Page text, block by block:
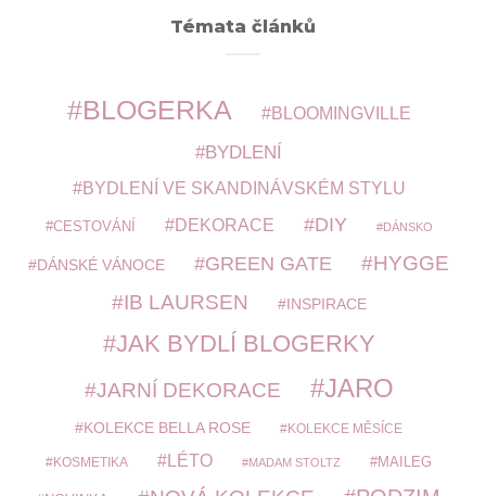
Témata článků
BLOGERKA BLOOMINGVILLE
BYDLENÍ
BYDLENÍ VE SKANDINÁVSKÉM STYLU
CESTOVÁNÍ DEKORACE DIY DÁNSKO
DÁNSKÉ VÁNOCE GREEN GATE HYGGE
IB LAURSEN INSPIRACE
JAK BYDLÍ BLOGERKY
JARNÍ DEKORACE JARO
KOLEKCE BELLA ROSE KOLEKCE MĚSÍCE
KOSMETIKA LÉTO MADAM STOLTZ MAILEG